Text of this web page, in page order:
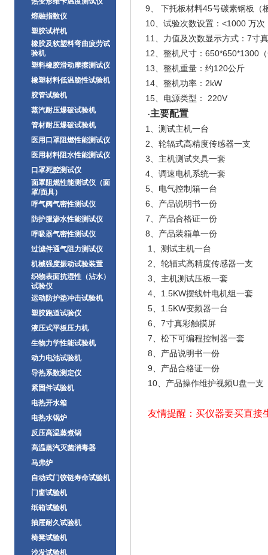
熔融指数仪
塑胶试样机
橡胶及软塑料弯曲疲劳试
验机
塑料橡胶滑动摩擦测试仪
橡塑材料低温脆性试验机
胶管试验机
蒸汽耐压爆破试验机
管材耐压爆破试验机
医用口罩阻燃性能测试仪
医用材料阻水性能测试仪
口罩死腔测试仪
面罩阻燃性能测试仪（面
罩/面具）
呼气阀气密性测试仪
防护服渗水性能测试仪
呼吸器气密性测试仪
过滤件通气阻力测试仪
机械强度振动试验装置
织物表面抗湿性（沾水）
试验仪
运动防护垫冲击试验机
塑胶跑道试验仪
液压式平板压力机
生物力学性能试验机
动力电池试验机
导热系数测定仪
紧固件试验机
电热开水箱
电热水锅炉
反压高温蒸煮锅
高温蒸汽灭菌消毒器
马弗炉
自动式门铰链寿命试验机
门窗试验机
纸箱试验机
抽屉耐久试验机
椅凳试验机
沙发试验机
9、 下托板材料45号碳素钢板（
10、试验次数设置：<1000 万次
11、力值及次数显示方式：7寸
12、整机尺寸：650*650*1300
13、整机重量：约120公斤
14、整机功率：2kW
15、电源类型： 220V
·主要配置
1、测试主机一台
2、轮辐式高精度传感器一支
3、主机测试夹具一套
4、调速电机系统一套
5、电气控制箱一台
6、产品说明书一份
7、产品合格证一份
8、产品装箱单一份
1、测试主机一台
2、轮辐式高精度传感器一支
3、主机测试压板一套
4、1.5KW摆线针电机组一套
5、1.5KW变频器一台
6、7寸真彩触摸屏
7、松下可编程控制器一套
8、产品说明书一份
9、产品合格证一份
10、产品操作维护视频U盘一支
友情提醒：买仪器要买直接